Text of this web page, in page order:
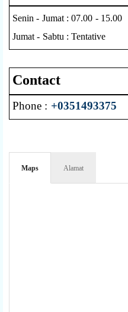
Senin - Jumat : 07.00 - 15.00
Jumat - Sabtu : Tentative
Contact
Phone : +0351493375
Maps Alamat